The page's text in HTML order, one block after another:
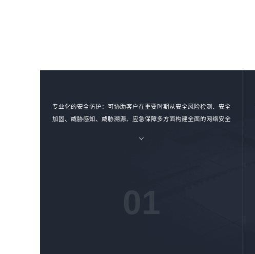
专业化的安全防护：可协助客户在重要时期从安全风险检测、安全
加固、威胁感知、威胁溯源、应急保障多方面构建全面的网络安全
01